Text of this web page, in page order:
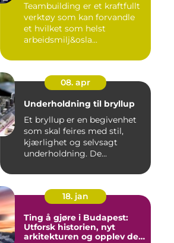
Teambuilding er et kraftfullt
verktøy som kan forvandle
et hvilket som helst
arbeidsmilj&osla...
08. apr
Underholdning til bryllup
Et bryllup er en begivenhet
som skal feires med stil,
kjærlighet og selvsagt
underholdning. De...
18. jan
Ting å gjøre i Budapest:
Utforsk historien, nyt
arkitekturen og opplev det